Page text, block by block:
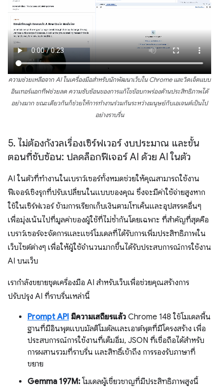
ความช่วยเหลือจาก AI ในเครื่องมือสำหรับนักพัฒนาเว็บใน Chrome และวิดเจ็ตแบบ
อินเทอร์แอกทีฟช่วยลด ความซับซ้อนของการแก้ไขข้อบกพร่องด้านประสิทธิภาพได้
อย่างมาก ขณะเดียวกันก็ช่วยให้การทำงานร่วมกันระหว่างมนุษย์กับเอเจนต์เป็นไป
อย่างราบรื่น
5. ไม่ต้องกังวลเรื่องเซิร์ฟเวอร์ งบประมาณ และขั้น
ตอนที่ซับซ้อน: ปลดล็อกฟีเจอร์ AI ด้วย AI ในตัว
AI ในตัวที่ทำงานในเบราว์เซอร์ทั้งหมดช่วยให้คุณสามารถใช้งาน
ฟีเจอร์เชิงรุกที่ปรับเปลี่ยนในแบบของคุณ ซึ่งจะมีค่าใช้จ่ายสูงหาก
ใช้ในเซิร์ฟเวอร์ ข้ามการเรียกเก็บเงินตามโทเค็นและอุปสรรคอื่นๆ
เพื่อมุ่งเน้นไปที่มูลค่าของผู้ใช้ที่ไม่ซ้ำกันโดยเฉพาะ ที่สำคัญที่สุดคือ
เบราว์เซอร์จะจัดการและแชร์โมเดลที่ได้รับการเพิ่มประสิทธิภาพใน
เว็บไซต์ต่างๆ เพื่อให้ผู้ใช้จำนวนมากขึ้นได้รับประสบการณ์การใช้งาน
AI บนเว็บ
เรากำลังขยายชุดเครื่องมือ AI สำหรับเว็บเพื่อช่วยคุณสร้างการ
ปรับปรุง AI ที่ราบรื่นเหล่านี้
Prompt API มีความเสถียรแล้ว Chrome 148 ใช้โมเดลพื้น
ฐานที่มีอินพุตแบบมัลติโมดัลและเอาต์พุตที่มีโครงสร้าง เพื่อ
ประสบการณ์การใช้งานที่เต็มอิ่ม, JSON ที่เชื่อถือได้สำหรับ
การผสานรวมที่ราบรื่น และสิทธิ์เข้าถึง การรองรับภาษาที่
ขยาย
Gemma 197M:โมเดลผู้เชี่ยวชาญที่มีประสิทธิภาพสูงนี้